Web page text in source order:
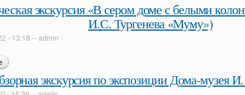
экскурсия «В сером доме с белыми
И.С. Тургенева «Муму»)
- 13:18 --admin
о тематическая экскурсия «в сером доме с белыми колоннами» (по
«муму»)
экскурсия по экспозиции Дома-музея